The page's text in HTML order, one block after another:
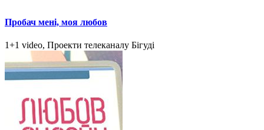
Пробач мені, моя любов
1+1 video, Проекти телеканалу Бігуді